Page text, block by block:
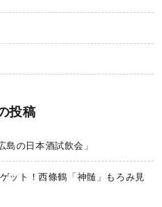
投稿
の日本酒試飲会」
ット！西條鶴「神髄」もろみ見